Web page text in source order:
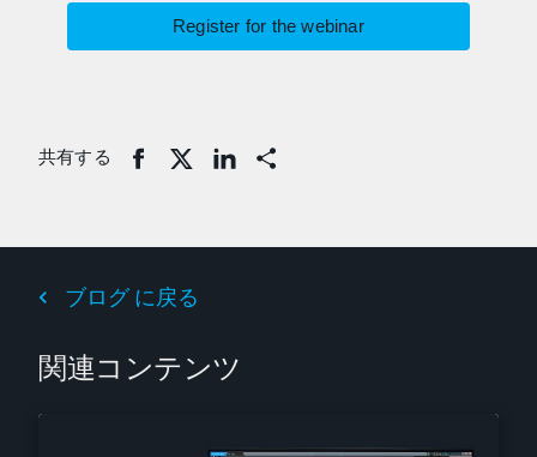
Register for the webinar
共有する Share
ブログ に戻る
関連コンテンツ